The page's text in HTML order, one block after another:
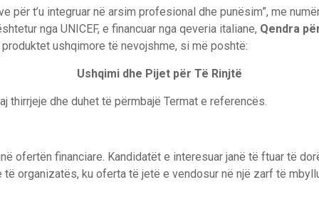
për t’u integruar në arsim profesional dhe punësim”, me
nga UNICEF, e financuar nga qeveria italiane, Qendra
ushqimore të nevojshme, si më poshtë:
Ushqimi dhe Pijet për Të Rinjtë
thirrjeje dhe duhet të përmbajë Termat e referencës.
ofertën financiare. Kandidatët e interesuar janë të ftuar të
të organizatës, ku oferta të jetë e vendosur në një zarf të